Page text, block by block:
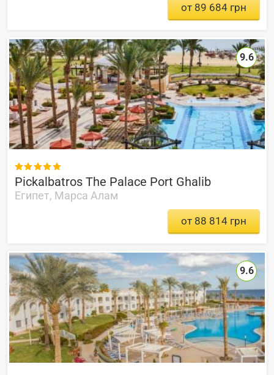
от 89 684 грн

Pickalbatros The Palace Port Ghalib
Египет, Марса Алам
9.6
от 88 814 грн
9.6